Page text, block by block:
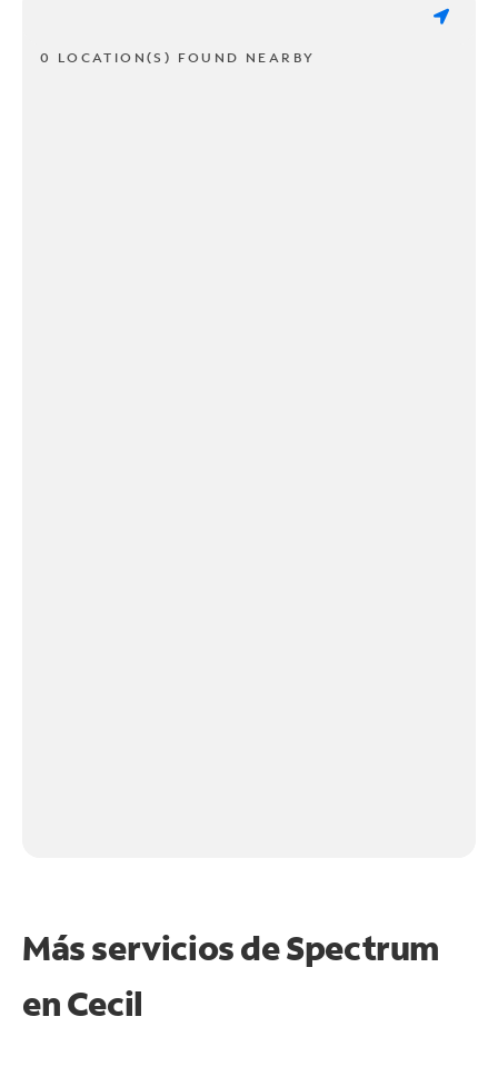
0 LOCATION(S) FOUND NEARBY
Más servicios de Spectrum
enCecil